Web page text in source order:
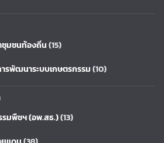
ชุมชนท้องถิ่น(15)
รพัฒนาระบบเกษตรกรรม(10)
มพืชฯ (อพ.สธ.)(13)